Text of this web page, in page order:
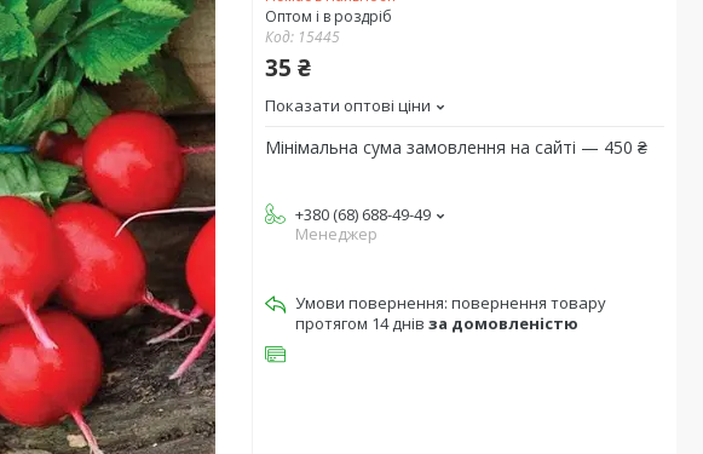
Оптом і в роздріб
Код: 15445
35 ₴
Показати оптові ціни
Мінімальна сума замовлення на сайті — 450 ₴
+380 (68) 688-49-49
Менеджер
повернення товару
протягом 14 днів за домовленістю